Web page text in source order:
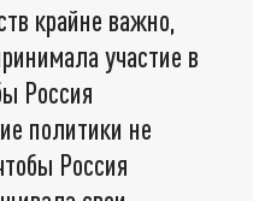
крайне важно,
участие в
Россия
политики не
Россия